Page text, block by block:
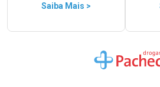
Saiba Mais >
Ir para a Home